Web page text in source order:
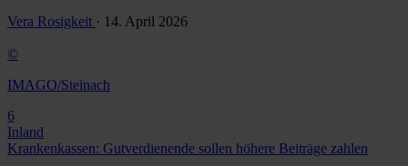
Vera Rosigkeit · 14. April 2026
©
IMAGO/Steinach
6
Inland
Krankenkassen: Gutverdienende sollen höhere Beiträge zahlen